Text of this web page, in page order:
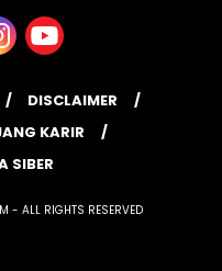
DISCLAIMER
KARIR
SIBER
- ALL RIGHTS RESERVED